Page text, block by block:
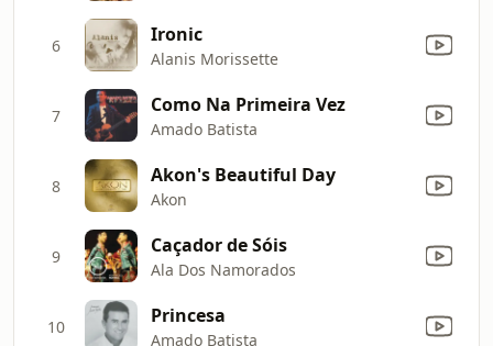
6 Ironic
Alanis Morissette
7 Como Na Primeira Vez
Amado Batista
8 Akon's Beautiful Day
Akon
9 Caçador de Sóis
Ala Dos Namorados
10 Princesa
Amado Batista